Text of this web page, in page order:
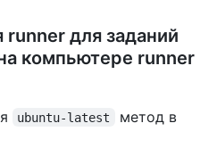
runner для заданий
компьютере runner
ubuntu-latest
метод в